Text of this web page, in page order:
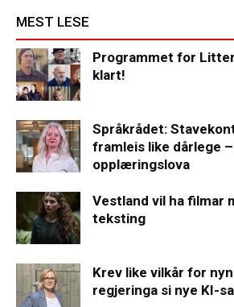
MEST LESE
Programmet for
klart!
Språkrådet:
framleis like dårlege
opplæringslova
Vestland vil ha filmar
teksting
Krev like vilkår for
regjeringa si nye KI-